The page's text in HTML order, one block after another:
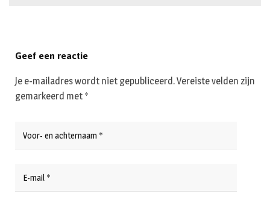
Geef een reactie
Je e-mailadres wordt niet gepubliceerd.Vereiste velden zijn
gemarkeerd met *